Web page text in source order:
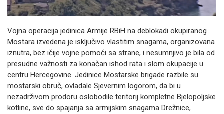
Vojna operacija jedinica Armije RBiH na deblokadi okupiranog
Mostara izvedena je isključivo vlastitim snagama, organizovana
iznutra, bez ičije vojne pomoći sa strane, i nesumnjivo je bila od
presudne važnosti za konačan ishod rata i slom okupacije u
centru Hercegovine. Jedinice Mostarske brigade razbile su
mostarski obruč, ovladale Sjevernim logorom, da bi u
nezadrživom prodoru oslobodile teritorij kompletne Bjelopoljske
kotline, sve do spajanja sa armijskim snagama Drežnice,